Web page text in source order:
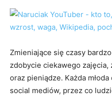
Zmieniające się czasy bardzo
zdobycie ciekawego
oraz pieniądze. Każda
social mediów, przez co